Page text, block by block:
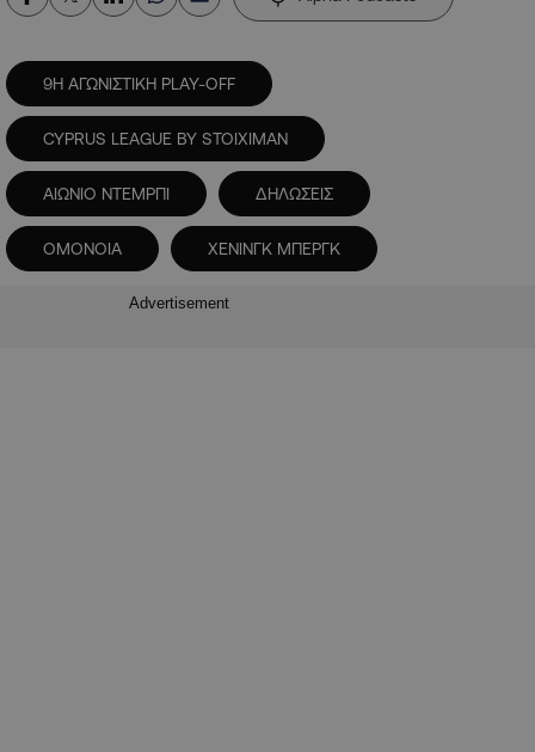
9Η ΑΓΩΝΙΣΤΙΚΗ PLAY-OFF
CYPRUS LEAGUE BY STOIXIMAN
ΑΙΩΝΙΟ ΝΤΕΜΡΠΙ ΔΗΛΩΣΕΙΣ
ΟΜΟΝΟΙΑ ΧΕΝΙΝΓΚ ΜΠΕΡΓΚ
Advertisement